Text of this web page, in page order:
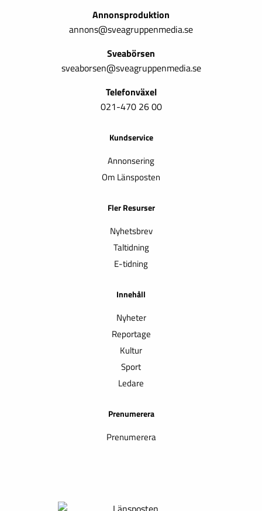
Annonsproduktion
annons@sveagruppenmedia.se
Sveabörsen
sveaborsen@sveagruppenmedia.se
Telefonväxel
021-470 26 00
Kundservice
Annonsering
Om Länsposten
Fler Resurser
Nyhetsbrev
Taltidning
E-tidning
Innehåll
Nyheter
Reportage
Kultur
Sport
Ledare
Prenumerera
Prenumerera